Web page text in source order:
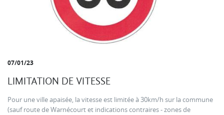
07/01/23
LIMITATION DE VITESSE
Pour une ville apaisée, la vitesse est limitée à 30km/h sur la commune
(sauf route de Warnécourt et indications contraires - zones de